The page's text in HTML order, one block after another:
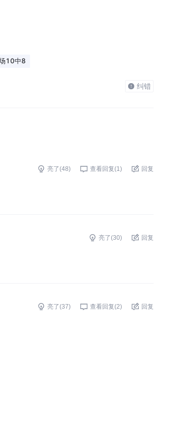
10中8
纠错
亮了(48) 查看回复(1) 回复
亮了(30) 回复
亮了(37) 查看回复(2) 回复